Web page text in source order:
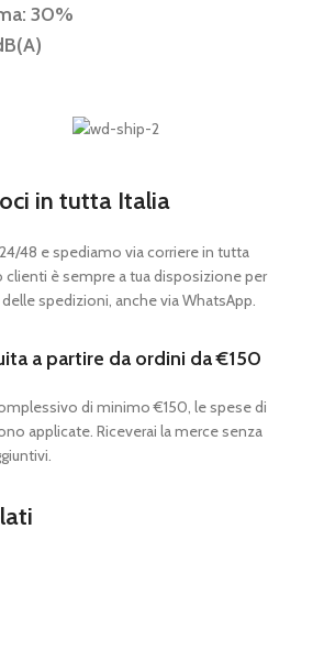
30%
in tutta Italia
48 e spediamo via corriere in tutta
clienti è sempre a tua disposizione per
spedizioni, anche via WhatsApp.
a partire da ordini da €150
di minimo €150, le spese di
applicate. Riceverai la merce senza